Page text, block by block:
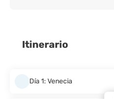
Itinerario
Día 1: Venecia